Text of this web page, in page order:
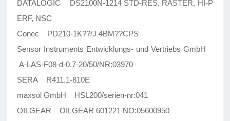
DATALOGIC DS2100N-1214 STD-RES, RASTER, HI-P
ERF, NSC
Conec PD210-1K??/J 4BM??CPS
Sensor Instruments Entwicklungs- und Vertriebs GmbH
A-LAS-F08-d-0.7-20/50/NR:03970
SERA R411.1-810E
maxsol GmbH HSL200/serien-nr:041
OILGEAR OILGEAR 601221 NO:05600950